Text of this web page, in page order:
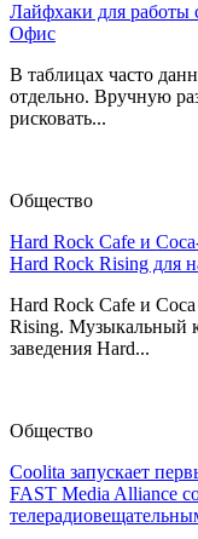
Лайфхаки для работы
Офис
В таблицах часто
отдельно. Вручную
рисковать...
Общество
Hard Rock Cafe и
Hard Rock Rising для
Hard Rock Cafe и
Rising. Музыкальный
заведения Hard...
Общество
Coolita запускает
FAST Media Alliance